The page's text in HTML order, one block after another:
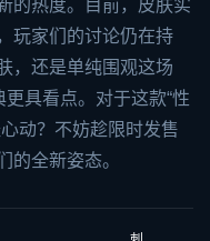
的热度。目前，皮肤实
玩家们的讨论仍在持
，还是单纯围观这场
具看点。对于这款“性
动？不妨趁限时发售
的全新姿态。